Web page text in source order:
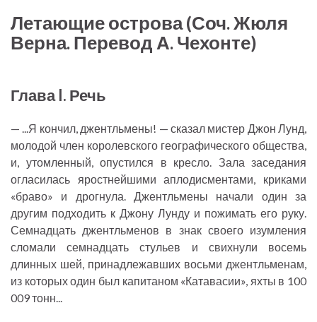
Летающие острова (Соч. Жюля
Верна. Перевод А. Чехонте)
Глава I. Речь
— ...Я кончил, джентльмены! — сказал мистер Джон Лунд,
молодой член королевского географического общества,
и, утомленный, опустился в кресло. Зала заседания
огласилась яростнейшими аплодисментами, криками
«браво» и дрогнула. Джентльмены начали один за
другим подходить к Джону Лунду и пожимать его руку.
Семнадцать джентльменов в знак своего изумления
сломали семнадцать стульев и свихнули восемь
длинных шей, принадлежавших восьми джентльменам,
из которых один был капитаном «Катавасии», яхты в 100
009 тонн...